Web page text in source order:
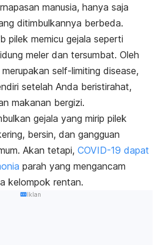
manusia, hanya saja
ditimbulkannya berbeda.
pilek memicu gejala seperti
meler dan tersumbat. Oleh
self-limiting disease,
setelah Anda beristirahat,
makanan bergizi.
gejala yang mirip pilek
bersin, dan gangguan
Akan tetapi, COVID-19 dapat
parah yang mengancam
kelompok rentan.
Iklan